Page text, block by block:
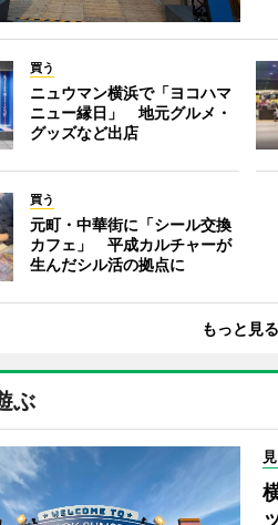
買う
ニュウマン横浜で「ヨコハマ
ニュー縁日」 地元グルメ・
グッズなど出店
買う
元町・中華街に「シール交換
カフェ」 平成カルチャーが
生んだシル活の拠点に
もっと見る
ぶ